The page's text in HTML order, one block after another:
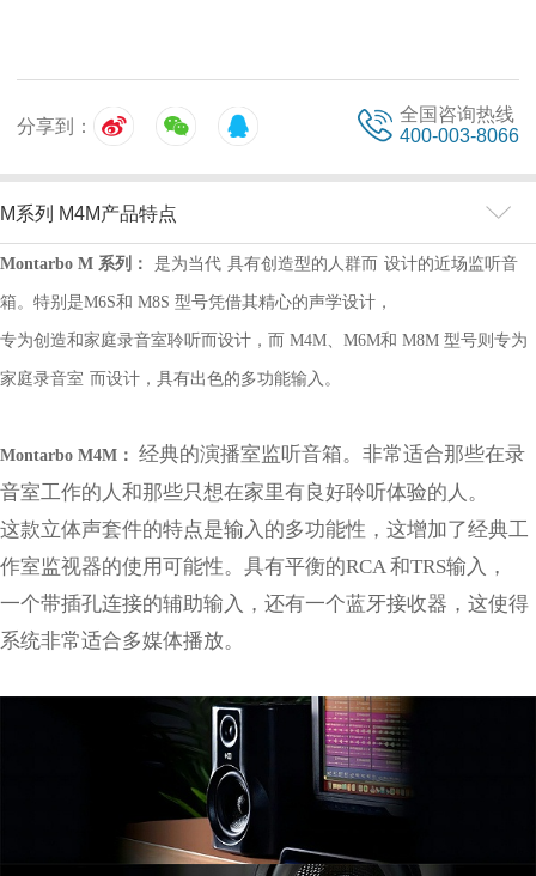
分享到：
全国咨询热线
400-003-8066
M系列 M4M产品特点
Montarbo M 系列 ： 是为当代 具有创造型的人群而 设计的近场监听音
箱。特别是M6S和 M8S 型号凭借其精心的声学设计，
专为创造和家庭录音室聆听而设计，而 M4M、 M6M和 M8M 型号则专为
家庭录音室 而设计，具有出色的多功能输入。
Montarbo M4M： 经典的演播室监听音箱。非常适合那些在录
音室工作的人和那些只想在家里有良好聆听体验的人。
这款立体声套件的特点是输入的多功能性，这增加了经典工
作室监视器的使用可能性。具有平衡的RCA 和TRS输入，
一个带插孔连接的辅助输入，还有一个蓝牙接收器，这使得
系统非常适合多媒体播放。